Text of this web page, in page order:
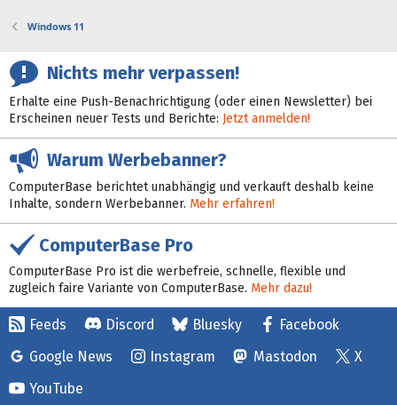
Windows 11
Nichts mehr verpassen!
Erhalte eine Push-Benachrichtigung (oder einen Newsletter) bei
Erscheinen neuer Tests und Berichte: Jetzt anmelden!
Warum Werbebanner?
ComputerBase berichtet unabhängig und verkauft deshalb keine
Inhalte, sondern Werbebanner. Mehr erfahren!
ComputerBase Pro
ComputerBase Pro ist die werbefreie, schnelle, flexible und
zugleich faire Variante von ComputerBase. Mehr dazu!
Feeds Discord Bluesky
Facebook
Google News
Instagram Mastodon
X
YouTube